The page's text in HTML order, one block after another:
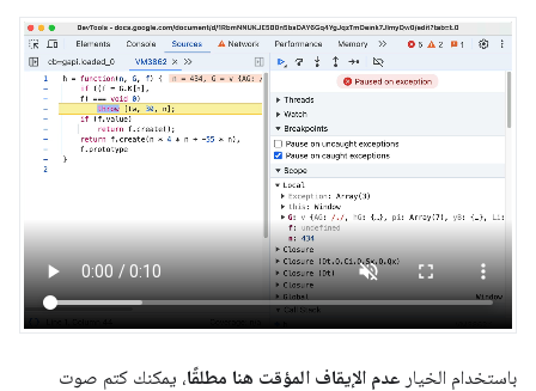
باستخدام الخيار عدم الإيقاف المؤقت هنا مطلقًا، يمكنك كتم صوت